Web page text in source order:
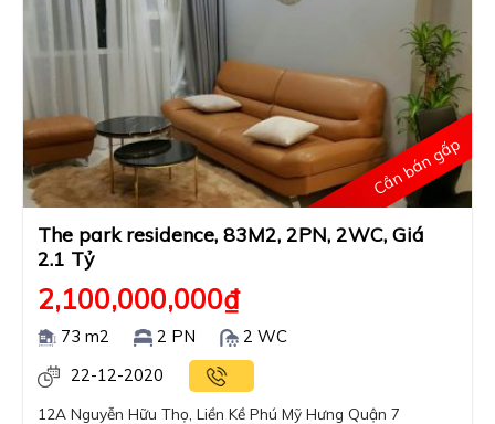
Cần bán gấp
The park residence, 83M2, 2PN, 2WC, Giá
2.1 Tỷ
2,100,000,000₫
73 m2 2 PN
2 WC
22-12-2020
12A Nguyễn Hữu Thọ, Liền Kề Phú Mỹ Hưng Quận 7